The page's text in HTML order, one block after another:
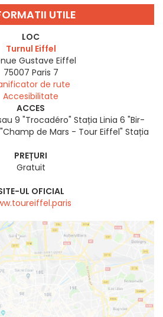
UTILE
LOC
Turnul Eiffel
Gustave Eiffel
75007 Paris 7
de rute
Accesibilitate
ACCES
9 "Trocadéro" Stația Linia 6 "Bir-
"Champ de Mars - Tour Eiffel" Stația
PREȚURI
Gratuit
UL OFICIAL